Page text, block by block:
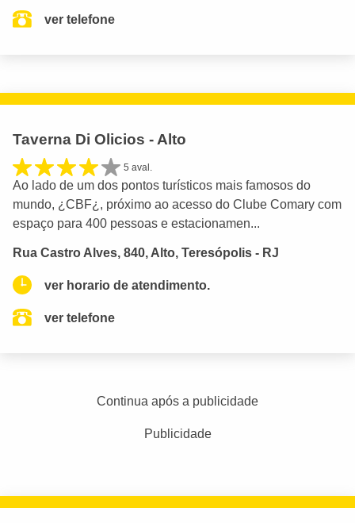
ver telefone
Taverna Di Olicios - Alto
5 aval.
Ao lado de um dos pontos turísticos mais famosos do
mundo, ¿CBF¿, próximo ao acesso do Clube Comary com
espaço para 400 pessoas e estacionamen...
Rua Castro Alves, 840, Alto, Teresópolis - RJ
ver horario de atendimento.
ver telefone
Continua após a publicidade
Publicidade